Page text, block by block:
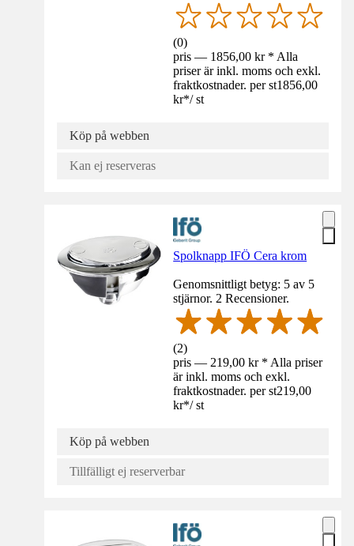
(0)
pris — 1856,00 kr * Alla
priser är inkl. moms och exkl.
fraktkostnader. per st1856,00
kr*/ st
Köp på webben
Kan ej reserveras
Spolknapp IFÖ Cera krom
Genomsnittligt betyg: 5 av 5
stjärnor. 2 Recensioner.
(2)
pris — 219,00 kr * Alla priser
är inkl. moms och exkl.
fraktkostnader. per st219,00
kr*/ st
Köp på webben
Tillfälligt ej reserverbar